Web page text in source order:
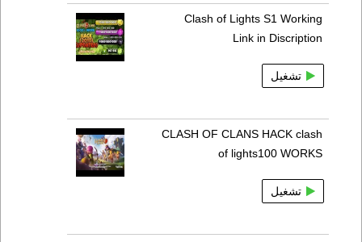
Clash of Lights S1 Working
Link in Discription
تشغيل
CLASH OF CLANS HACK clash
of lights100 WORKS
تشغيل